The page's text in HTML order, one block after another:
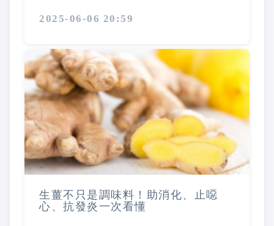
2025-06-06 20:59
生薑不只是調味料！助消化、止噁
心、抗發炎一次看懂